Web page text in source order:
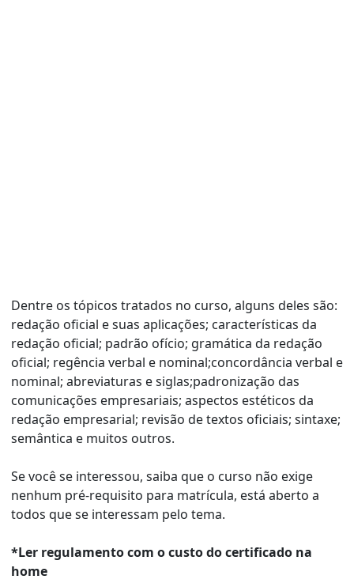
Dentre os tópicos tratados no curso, alguns deles são:
redação oficial e suas aplicações; características da
redação oficial; padrão ofício; gramática da redação
oficial; regência verbal e nominal;concordância verbal e
nominal; abreviaturas e siglas;padronização das
comunicações empresariais; aspectos estéticos da
redação empresarial; revisão de textos oficiais; sintaxe;
semântica e muitos outros.
Se você se interessou, saiba que o curso não exige
nenhum pré-requisito para matrícula, está aberto a
todos que se interessam pelo tema.
*Ler regulamento com o custo do certificado na
home